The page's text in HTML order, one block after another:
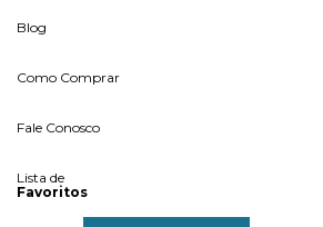
Blog
Como Comprar
Fale Conosco
Lista de
Favoritos